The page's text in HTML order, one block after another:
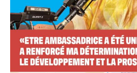
ANNUEL
CHOISIR LE